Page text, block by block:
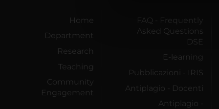
che hanno raccolto dal tuo
Home
Department
Research
Teaching
Community
Engagement
FAQ - Frequently
Asked Questions
DSE
E-learning
Pubblicazioni - IRIS
Antiplagio - Docenti
Antiplagio -